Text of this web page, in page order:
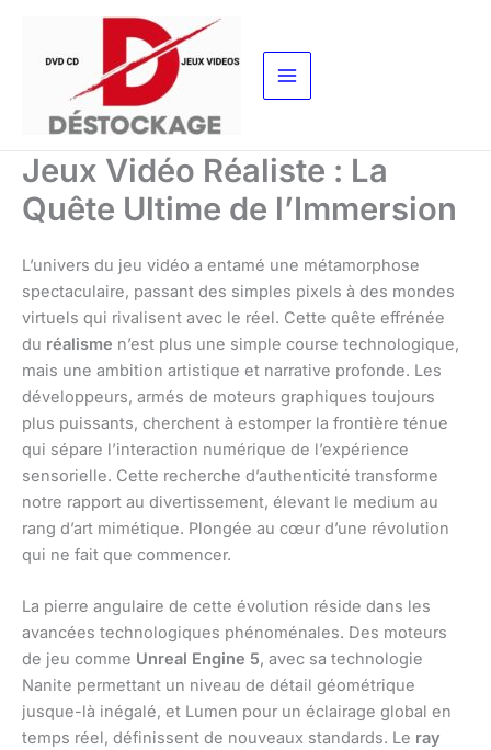
contenu
Jeux Vidéo Réaliste : La
Quête Ultime de l’Immersion
L’univers du jeu vidéo a entamé une métamorphose
spectaculaire, passant des simples pixels à des mondes
virtuels qui rivalisent avec le réel. Cette quête effrénée
du réalisme n’est plus une simple course technologique,
mais une ambition artistique et narrative profonde. Les
développeurs, armés de moteurs graphiques toujours
plus puissants, cherchent à estomper la frontière ténue
qui sépare l’interaction numérique de l’expérience
sensorielle. Cette recherche d’authenticité transforme
notre rapport au divertissement, élevant le medium au
rang d’art mimétique. Plongée au cœur d’une révolution
qui ne fait que commencer.
La pierre angulaire de cette évolution réside dans les
avancées technologiques phénoménales. Des moteurs
de jeu comme Unreal Engine 5, avec sa technologie
Nanite permettant un niveau de détail géométrique
jusque-là inégalé, et Lumen pour un éclairage global en
temps réel, définissent de nouveaux standards. Le ray